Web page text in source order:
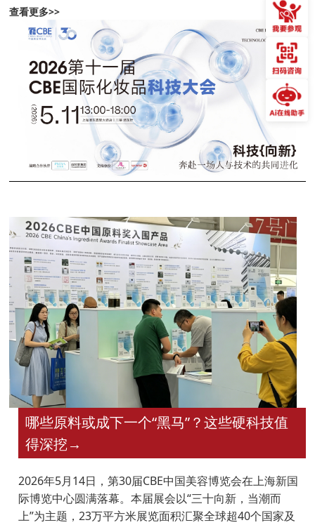
查看更多>>
哪些原料或成下一个“黑马”？这些硬科技值
得深挖→
2026年5月14日，第30届CBE中国美容博览会在上海新国
际博览中心圆满落幕。本届展会以“三十向新，当潮而
上”为主题，23万平方米展览面积汇聚全球超40个国家及